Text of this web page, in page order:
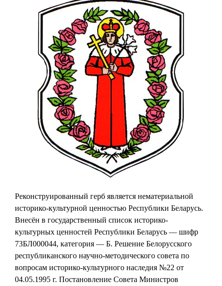
Реконструированный герб является нематериальной
историко-культурной ценностью Республики Беларусь.
Внесён в государственный список историко-
культурных ценностей Республики Беларусь — шифр
73БЛ000044, категория — Б. Решение Белорусского
республиканского научно-методического совета по
вопросам историко-культурного наследия №22 от
04.05.1995 г. Постановление Совета Министров